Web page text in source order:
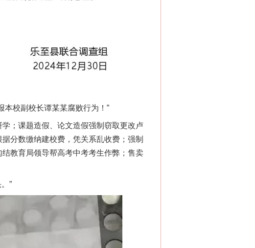
校副校长谭某某腐败行为！”
；课题造假、论文造假强制窃取更改卢
分数缴纳建校费，凭关系乱收费；强制
教育局领导帮高考中考考生作弊；售卖
”